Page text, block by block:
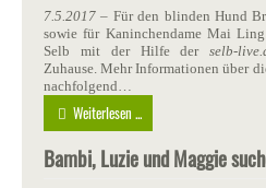
7.5.2017 – Für den blinden Hund
sowie für Kaninchendame Mai
Selb mit der Hilfe derselb-
Zuhause. Mehr Informationen über
nachfolgend…
Weiterlesen ...
Bambi, Luzie und Maggie